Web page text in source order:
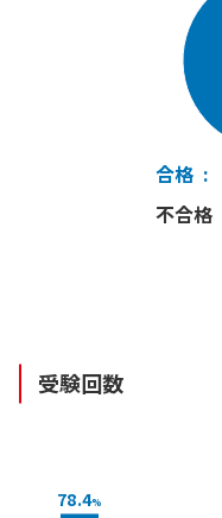
合格 :
不合格
受験回数
78.4%